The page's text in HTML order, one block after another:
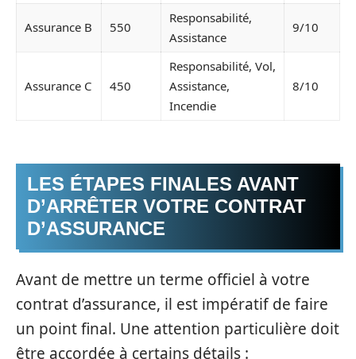
Assurance B 550
Responsabilité,
Assistance
9/10
Assurance C 450
Responsabilité, Vol,
Assistance,
Incendie
8/10
LES ÉTAPES FINALES AVANT
D’ARRÊTER VOTRE CONTRAT
D’ASSURANCE
Avant de mettre un terme officiel à votre
contrat d’assurance, il est impératif de faire
un point final. Une attention particulière doit
être accordée à certains détails :